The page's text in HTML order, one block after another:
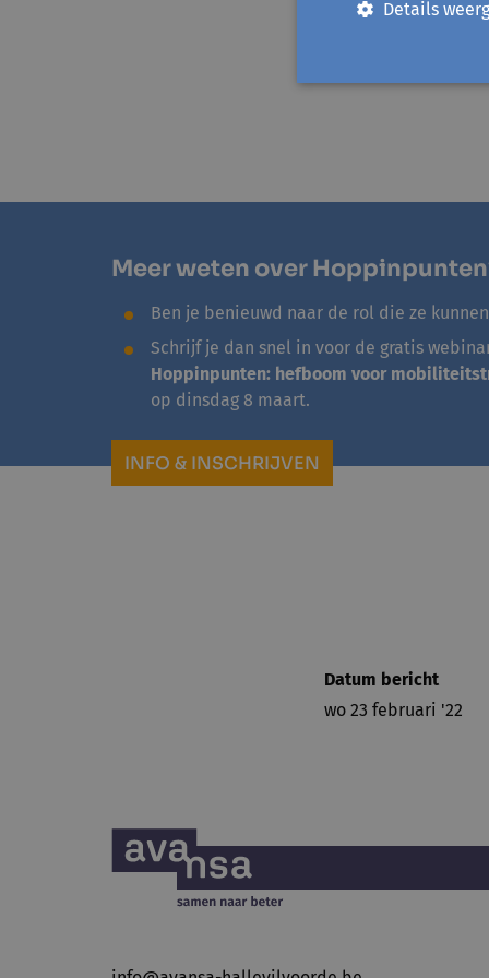
versterken', zegt
Door de
Meer weten over
Ben je benieuwd naar de rol die ze
Schrijf je dan snel in voor de gratis
Hoppinpunten: hefboom voor
op dinsdag 8 maart.
INFO & INSCHRIJVEN
Datum bericht
wo 23 februari '22
Details